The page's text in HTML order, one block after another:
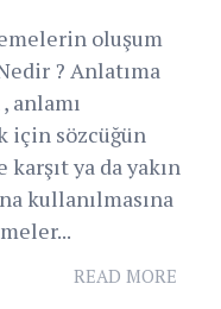
oluşum
? Anlatıma
anlamı
için sözcüğün
ya da yakın
kullanılmasına
READ MORE